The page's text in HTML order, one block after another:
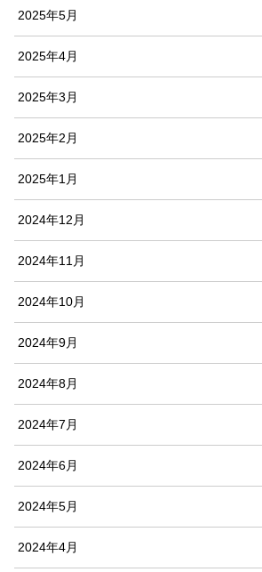
2025年5月
2025年4月
2025年3月
2025年2月
2025年1月
2024年12月
2024年11月
2024年10月
2024年9月
2024年8月
2024年7月
2024年6月
2024年5月
2024年4月